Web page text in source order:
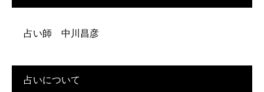
占い師 中川昌彦
占いについて